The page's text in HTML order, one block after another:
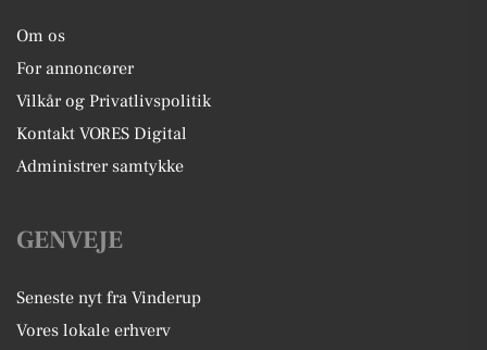
Om os
For annoncører
Vilkår og Privatlivspolitik
Kontakt VORES Digital
Administrer samtykke
GENVEJE
Seneste nyt fra Vinderup
Vores lokale erhverv